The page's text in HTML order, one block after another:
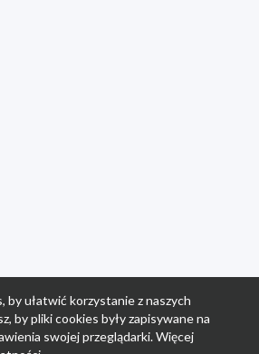
by ułatwić korzystanie z naszych
by pliki cookies były zapisywane na
swojej przeglądarki. Więcej